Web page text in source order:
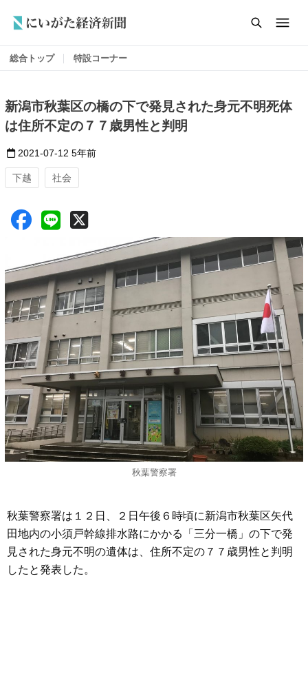
総合トップ 特設コーナー
新潟市秋葉区の橋の下で発見された身元不明死体
は住所不定の７７歳男性と判明
2021-07-12 5年前
下越 社会
秋葉警察署
秋葉警察署は１２日、２日午後６時頃に新潟市秋葉区矢代
田地内の小須戸幹線排水路にかかる「三分一橋」の下で発
見された身元不明の遺体は、住所不定の７７歳男性と判明
したと発表した。